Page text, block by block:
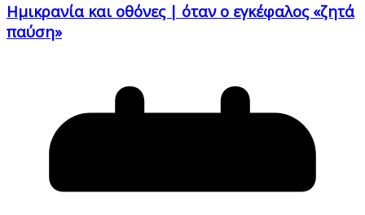
Ημικρανία και οθόνες | όταν ο εγκέφαλος «ζητά
παύση»